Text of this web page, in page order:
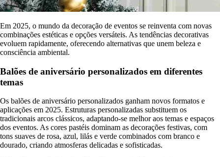
Em 2025, o mundo da decoração de eventos se reinventa com novas
combinações estéticas e opções versáteis. As tendências decorativas
evoluem rapidamente, oferecendo alternativas que unem beleza e
consciência ambiental.
Balões de aniversário personalizados em diferentes
temas
Os balões de aniversário personalizados ganham novos formatos e
aplicações em 2025. Estruturas personalizadas substituem os
tradicionais arcos clássicos, adaptando-se melhor aos temas e espaços
dos eventos. As cores pastéis dominam as decorações festivas, com
tons suaves de rosa, azul, lilás e verde combinados com branco e
dourado, criando atmosferas delicadas e sofisticadas.